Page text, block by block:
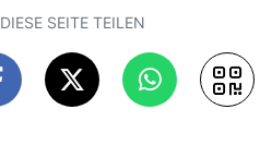
DIESE SEITE TEILEN